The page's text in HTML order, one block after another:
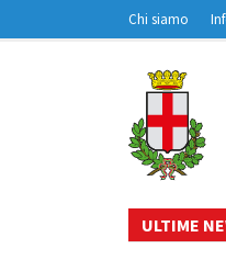
Chi siamo
Contatti
ULTIME
Your small